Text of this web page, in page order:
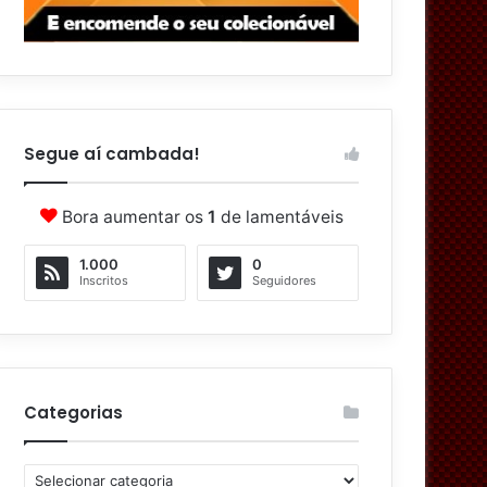
Segue aí cambada!
Bora aumentar os 1 de lamentáveis
1.000
Inscritos
0
Seguidores
Categorias